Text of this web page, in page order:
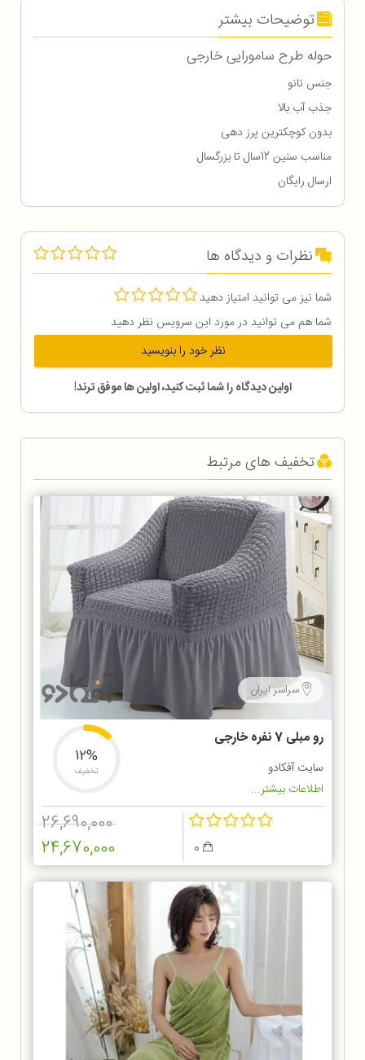
توضیحات بیشتر
حوله طرح سامورایی خارجی
جنس نانو
جذب آب بالا
بدون کوچکترین پرز دهی
مناسب سنین 12سال تا بزرگسال
ارسال رایگان
نظرات و دیدگاه ها
شما نیز می توانید امتیاز دهید
شما هم می توانید در مورد این سرویس نظر دهید
نظر خود را بنویسید
اولین دیدگاه را شما ثبت کنید، اولین ها موفق ترند!
تخفیف های مرتبط
سراسر ایران
رو مبلی 7 نفره خارجی
سایت آفکادو
اطلاعات بیشتر...
12%
تخفیف
26,690,000
24,670,000